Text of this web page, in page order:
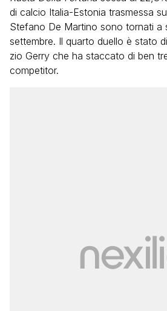
di calcio Italia-Estonia trasmessa
Stefano De Martino sono tornati a
settembre. Il quarto duello è stato
zio Gerry che ha staccato di ben
competitor.